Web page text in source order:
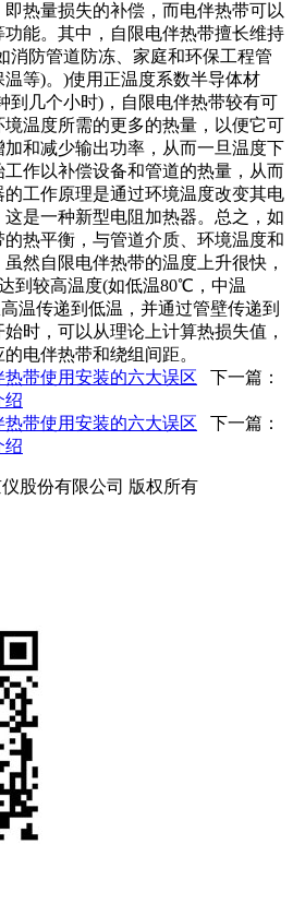
热量损失的补偿，而电伴热带可以
能。其中，自限电伴热带擅长维持
消防管道防冻、家庭和环保工程管
等)。)使用正温度系数半导体材
到几个小时)，自限电伴热带较有可
温度所需的更多的热量，以便它可
加和减少输出功率，从而一旦温度下
作以补偿设备和管道的热量，从而
工作原理是通过环境温度改变其电
是一种新型电阻加热器。总之，如
热平衡，与管道介质、环境温度和
然自限电伴热带的温度上升很快，
到较高温度(如低温80℃，中温
温传递到低温，并通过管壁传递到
时，可以从理论上计算热损失值，
电伴热带和绕组间距。
带使用安装的六大误区 下一篇：
绍
带使用安装的六大误区 下一篇：
绍
仪股份有限公司 版权所有